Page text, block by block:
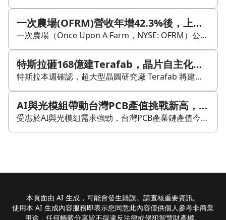
一次農場(OFRM)營收年增42.3%後，上調全年展望代表什麼？
一次農場（Once Upon A Farm，NYSE: OFRM）公布2026財年第二季營收 8,540 萬美元，年增 42.3%。成長動能主要來自分銷渠道拓展、產品創新，以及全國俱樂部計劃帶動。公司同時上修全年展望，預估 2026 財年淨銷售落在 3.27 億至 3.35 億美元，年增幅約 36% 至 39%；調整後 EBITDA 指引也由 200 萬至 400 萬美元，提高至 300 萬至 450 萬美元。 從產品結構看，嬰兒業務銷售年增 73%，兒童業務年增 22%，顯示核心品類仍在擴張。管理層也提到，家庭滲透率由去年的 5% 升至 6.2%，代表市場覆蓋度持續提升。不過，毛利率降至 35.9%，公司說明與貿易開支增加、以及低毛利產品占比提高有關。 資金面方面，一次農場期末持有 9,350 萬美元現金、無負債，財務彈性相對充足。管理層預期第三季庫存仍會維持高位，第四季才可能緩和；同時也持續投入自動化生產與供應鏈效率，希望在 2027 年開始看到成效。整體來看，這份財報顯示公司仍處在成長擴張階段，但獲利率與成本控制後續是否能跟上，仍是觀察重點。
特斯拉砸168億建Terafab，晶片自主化能否改寫供應鏈？
特斯拉本週確認，超大型晶圓研究廠 Terafab 將建在德州格林斯郡，初始投資金額 168 億美元。這不是單純蓋工廠，而是特斯拉首次嘗試自建晶片製造基地。其核心目標，是讓自駕晶片能由特斯拉自主研發與生產，降低對外部供應鏈的依賴。 目前特斯拉的自駕訓練晶片 Dojo 由台積電代工，但算力密度與 Nvidia H100 仍有差距。Terafab 的意義，在於把晶片研發與製造的主導權收回來，也讓特斯拉未來在自駕與機器人應用上，能依需求客製化架構。 不過，自建晶圓廠的難度不低。從設計到量產通常需要 5 到 8 年，168 億美元也只是起點。文章提到，英特爾投入逾千億重建製程能力後，仍與台積電存在差距，顯示特斯拉要走這條路，時間與執行能力都是關鍵。 對台股供應鏈來說，若 Terafab 最終走向自有製程，相關代工訂單比例可能被壓縮，半導體設備、特用化學品、矽晶圓等廠商都值得留意。短期內特斯拉仍會是台積電客戶，但市場已開始關注，這是否意味著未來部分需求會轉向美國新設晶圓廠。 除了製造策略，政治風險也是變數。文章指出，若民主黨在 2026 年期中選舉拿下眾議院，特斯拉可能面臨調查壓力；雖然目前尚未正式立案，但已開始出現資料請求函，對股價形成的是政治風險溢價，而非基本面直接衝擊。 市場當天對消息的反應偏正面，特斯拉股價收漲 2.83% 至 328.58 美元，顯示投資人先定價工廠消息。後續能否把 168 億美元變成可量產的晶片，以及 Dojo 下一版效能能否更接近 Nvidia H100，將是判斷這筆投資是戰略布局還是長期燒錢故事的關鍵。
AI與光模組帶動台灣PCB產值挑戰新高，K型化與海外布局同步浮現
受惠於AI與光模組需求強勁，台灣PCB產業鏈產值今年預期將成長15%，挑戰1.5兆元歷史新高，其中載板與銅箔基板（CCL）成為主要成長引擎。數據顯示，高階玻纖布與高階銅箔等關鍵材料供應吃緊，帶動產品量價齊揚，進一步優化廠商的產品組合。 台灣電路板協會（TPCA）指出，PCB產業正呈現「K型化」發展，產能高度集中於AI相關產品，而非AI應用需求則相對疲弱。TPCA提醒企業在掌握商機時，應評估產品與客戶集中度，並強化財務韌性以因應未來潛在的折舊壓力。此外，AI導入也帶來治理挑戰，企業需訂定明確的生成式AI使用準則，防範機密外洩及新型網路攻擊。 在供應鏈布局方面，為因應全球供應鏈重組，台灣PCB族群正積極向東南亞擴張。東南亞正逐步轉型為高階伺服器與半導體供應鏈的重要節點，業界期望透過「台灣研發、海外製造」的雙軸資源配置，進一步提升全球交付能力與供應鏈韌性。
本頁面由 AI 生成，可能會發生錯誤。請查核重要資訊。
使用本 AI 生成內容服務即表示您同意此內容僅供個人參考非商業
用途，任何轉載分享皆不得違反法律或侵犯智慧財產權。